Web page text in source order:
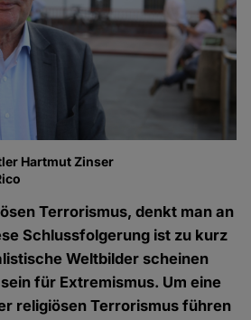
Hartmut Zinser
Terrorismus, denkt man an
Schlussfolgerung ist zu kurz
Weltbilder scheinen
für Extremismus. Um eine
religiösen Terrorismus führen